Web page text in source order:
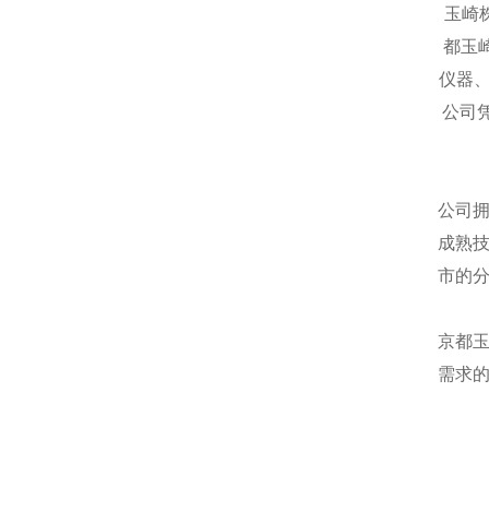
玉崎
都玉
仪器
公司
公司
成熟
市的
京都
需求